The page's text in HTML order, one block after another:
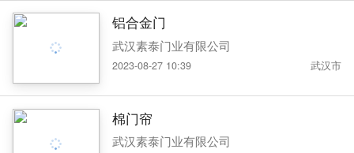
铝合金门
武汉素泰门业有限公司
2023-08-27 10:39 武汉市
棉门帘
武汉素泰门业有限公司